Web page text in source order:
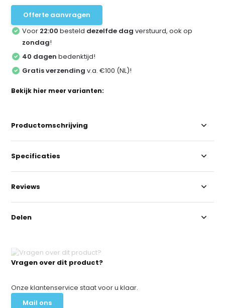
Offerte aanvragen
Voor 22:00 besteld dezelfde dag verstuurd, ook op
zondag!
40 dagen bedenktijd!
Gratis verzending v.a. €100 (NL)!
Bekijk hier meer varianten:
Vragen over dit product?
Onze klantenservice staat voor u klaar.
Mail ons
Productomschrijving
Specificaties
Reviews
Delen